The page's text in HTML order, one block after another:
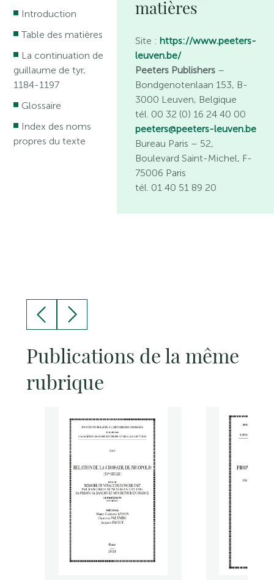
Introduction
Table des matières
La continuation de
guillaume de tyr,
1184-1197
Glossaire
Index des noms
propres du texte
matières
Site :https://www.peeters-
leuven.be/
Peeters Publishers –
Bondgenotenlaan 153, B-
3000 Leuven, Belgique
tél. 00 32 (0) 16 24 40 00
peeters@peeters-leuven.be
Bureau Paris – 52,
Boulevard Saint-Michel, F-
75006 Paris
tél. 01 40 51 89 20
Publications de la même
rubrique